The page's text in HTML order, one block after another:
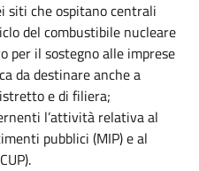
siti che ospitano centrali
del combustibile nucleare
per il sostegno alle imprese
da destinare anche a
e di filiera;
l’attività relativa al
pubblici (MIP) e al